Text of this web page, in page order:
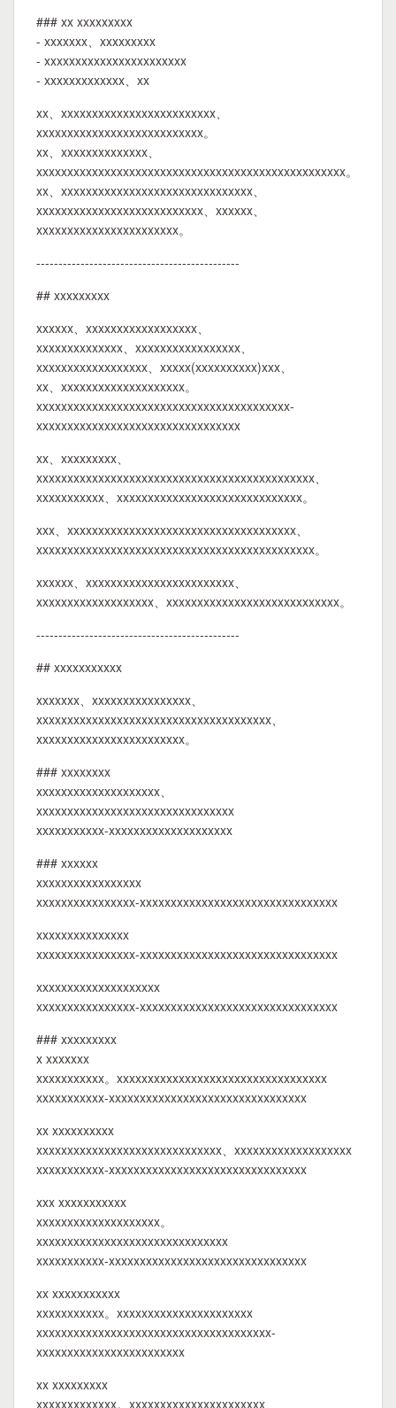
### xx xxxxxxxxx
- xxxxxxx、xxxxxxxxx
- xxxxxxxxxxxxxxxxxxxxxxx
- xxxxxxxxxxxxx、xx
xx、xxxxxxxxxxxxxxxxxxxxxxxxx、
xxxxxxxxxxxxxxxxxxxxxxxxxxx。
xx、xxxxxxxxxxxxxx、
xxxxxxxxxxxxxxxxxxxxxxxxxxxxxxxxxxxxxxxxxxxxxxxxxx。
xx、xxxxxxxxxxxxxxxxxxxxxxxxxxxxxxx、
xxxxxxxxxxxxxxxxxxxxxxxxxxx、xxxxxx、
xxxxxxxxxxxxxxxxxxxxxxx。
----------------------------------------------
## xxxxxxxxx
xxxxxx、xxxxxxxxxxxxxxxxxx、
xxxxxxxxxxxxxx、xxxxxxxxxxxxxxxxx、
xxxxxxxxxxxxxxxxxx、xxxxx(xxxxxxxxxx)xxx、
xx、xxxxxxxxxxxxxxxxxxxx。
xxxxxxxxxxxxxxxxxxxxxxxxxxxxxxxxxxxxxxxxx-
xxxxxxxxxxxxxxxxxxxxxxxxxxxxxxxxx
xx、xxxxxxxxx、
xxxxxxxxxxxxxxxxxxxxxxxxxxxxxxxxxxxxxxxxxxxxx、
xxxxxxxxxxx、xxxxxxxxxxxxxxxxxxxxxxxxxxxxxx。
xxx、xxxxxxxxxxxxxxxxxxxxxxxxxxxxxxxxxxxxx、
xxxxxxxxxxxxxxxxxxxxxxxxxxxxxxxxxxxxxxxxxxxxx。
xxxxxx、xxxxxxxxxxxxxxxxxxxxxxxx、
xxxxxxxxxxxxxxxxxxx、xxxxxxxxxxxxxxxxxxxxxxxxxxxx。
----------------------------------------------
## xxxxxxxxxxx
xxxxxxx、xxxxxxxxxxxxxxxx、
xxxxxxxxxxxxxxxxxxxxxxxxxxxxxxxxxxxxxx、
xxxxxxxxxxxxxxxxxxxxxxxx。
### xxxxxxxx
xxxxxxxxxxxxxxxxxxxx、
xxxxxxxxxxxxxxxxxxxxxxxxxxxxxxxx
xxxxxxxxxxx-xxxxxxxxxxxxxxxxxxxx
### xxxxxx
xxxxxxxxxxxxxxxxx
xxxxxxxxxxxxxxxx-xxxxxxxxxxxxxxxxxxxxxxxxxxxxxxxx
xxxxxxxxxxxxxxx
xxxxxxxxxxxxxxxx-xxxxxxxxxxxxxxxxxxxxxxxxxxxxxxxx
xxxxxxxxxxxxxxxxxxxx
xxxxxxxxxxxxxxxx-xxxxxxxxxxxxxxxxxxxxxxxxxxxxxxxx
### xxxxxxxxx
x xxxxxxx
xxxxxxxxxxx。xxxxxxxxxxxxxxxxxxxxxxxxxxxxxxxxxx
xxxxxxxxxxx-xxxxxxxxxxxxxxxxxxxxxxxxxxxxxxxx
xx xxxxxxxxxx
xxxxxxxxxxxxxxxxxxxxxxxxxxxxxx、xxxxxxxxxxxxxxxxxxx
xxxxxxxxxxx-xxxxxxxxxxxxxxxxxxxxxxxxxxxxxxxx
xxx xxxxxxxxxxx
xxxxxxxxxxxxxxxxxxxx。
xxxxxxxxxxxxxxxxxxxxxxxxxxxxxxx
xxxxxxxxxxx-xxxxxxxxxxxxxxxxxxxxxxxxxxxxxxxx
xx xxxxxxxxxxx
xxxxxxxxxxx。xxxxxxxxxxxxxxxxxxxxxx
xxxxxxxxxxxxxxxxxxxxxxxxxxxxxxxxxxxxxx-
xxxxxxxxxxxxxxxxxxxxxxxx
xx xxxxxxxxx
xxxxxxxxxxxxx。xxxxxxxxxxxxxxxxxxxxxx